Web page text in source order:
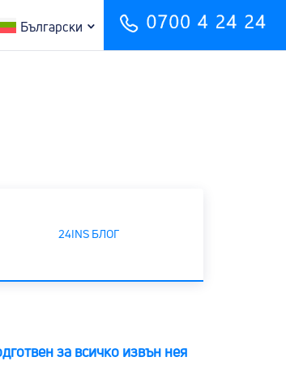
Български
24INS БЛОГ
за всичко извън нея